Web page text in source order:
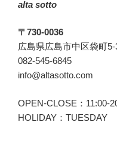
ク
ッ
ク
「LINO(リ
ノ)」”
alta sotto
〒730-0036
広島県広島市中区袋町
082-545-6845
info@altasotto.com
OPEN-CLOSE：11:00-
HOLIDAY：TUESDAY